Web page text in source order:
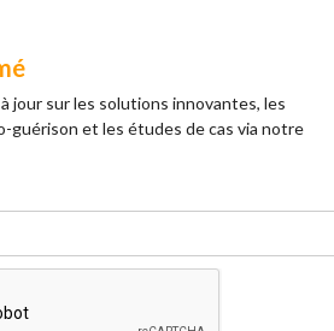
jour sur les solutions innovantes, les
guérison et les études de cas via notre